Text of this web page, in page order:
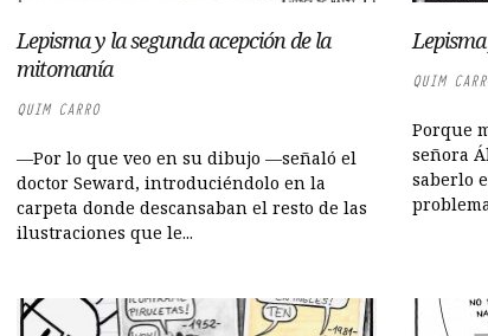
Lepisma y la segunda acepción de la
mitomanía
QUIM CARRO
—Por lo que veo en su dibujo —señaló el
doctor Seward, introduciéndolo en la
carpeta donde descansaban el resto de las
ilustraciones que le...
QUIM
Porque
señora
saberlo